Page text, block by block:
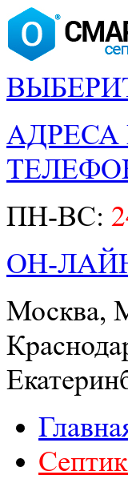
АДРЕСА
ПН-ВС:
ОН-